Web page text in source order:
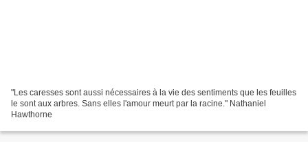
"Les caresses sont aussi nécessaires à la vie des sentiments que les feuilles
le sont aux arbres. Sans elles l'amour meurt par la racine." Nathaniel
Hawthorne